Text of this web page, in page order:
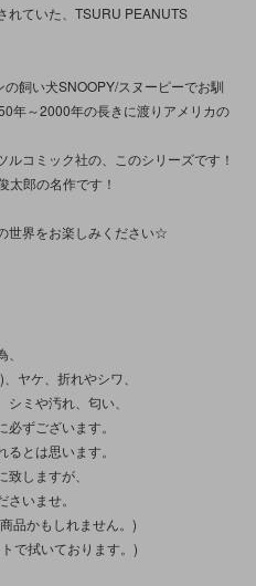
れていた、TSURU PEANUTS
飼い犬SNOOPY/スヌーピーでお馴
年～2000年の長きに渡りアメリカの
コミック社の、このシリーズです！
太郎の名作です！
世界をお楽しみください☆
ヤケ、折れやシワ、
ミや汚れ、匂い、
ずございます。
とは思います。
しますが、
いませ。
品かもしれません。)
で拭いております。)